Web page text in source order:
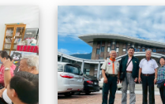
1141208拜會光復國小